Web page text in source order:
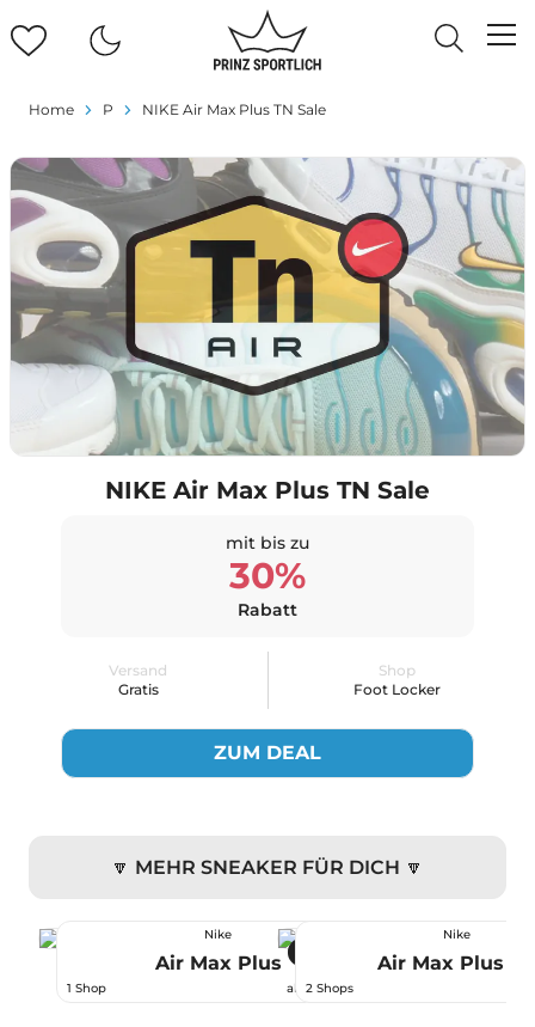
Home P NIKE Air Max Plus TN Sale
NIKE Air Max Plus TN Sale
mit bis zu
30%
Rabatt
Versand
Gratis
Shop
Foot Locker
ZUM DEAL
🔽 MEHR SNEAKER FÜR DICH 🔽
Nike
Air Max Plus
1 Shop ab 189,99 €
Nike
Air Max Plus
2 Shops